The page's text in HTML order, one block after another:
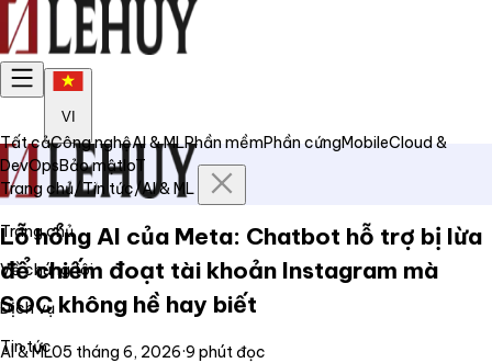
VI
Trang chủ
Về chúng tôi
Dịch vụ
Tin tức
Tất cảCông nghệAI & MLPhần mềmPhần cứngMobileCloud &
DevOpsBảo mậtIoT
Trang chủ/Tin tức/AI & ML
Lỗ hổng AI của Meta: Chatbot hỗ trợ bị lừa
để chiếm đoạt tài khoản Instagram mà
SOC không hề hay biết
AI & ML05 tháng 6, 2026·9 phút đọc